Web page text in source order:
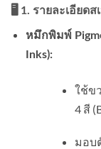
🖥️ 1. รายละเอียด
หมึกพิมพ์
Inks):
ใช้ข
4 สี
มอบ